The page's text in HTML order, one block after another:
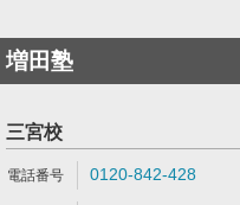
増田塾
三宮校
0120-842-428